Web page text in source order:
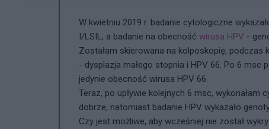
W kwietniu 2019 r. badanie cytologiczne
I/LSIL, a badanie na obecność wirusa HPV -
Zostałam skierowana na kolposkopię, podczas
- dysplazja małego stopnia i HPV 66. Po 6 msc
jedynie obecność wirusa HPV 66.
Teraz, po upływie kolejnych 6 msc, wykonałam
dobrze, natomiast badanie HPV wykazało
Czy jest możliwe, aby wcześniej nie został